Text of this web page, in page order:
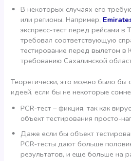
В некоторых случаях его
или регионы. Например,
экспресс-тест перед рейсами в
требовал соответствующую
тестирование перед вылетом
требованию Сахалинской
Теоретически, это можно было бы
идеей, если бы не некоторые
PCR-тест – фикция, так как
объект тестирования просто-
Даже если бы объект
PCR-тесты дают больше
результатов, и еще больше на